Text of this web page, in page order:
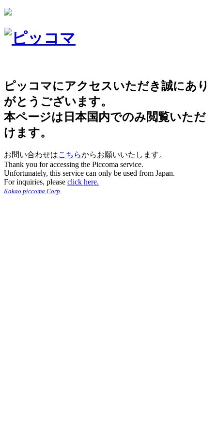
ピッコマにアクセスいただき誠にあり
がとうございます。
本ページは日本国内でのみ閲覧いただ
けます。
お問い合わせはこちらからお願いいたします。
Thank you for accessing the Piccoma service.
Unfortunately, this service can only be used from Japan.
For inquiries, please click here.
Kakao piccoma Corp.